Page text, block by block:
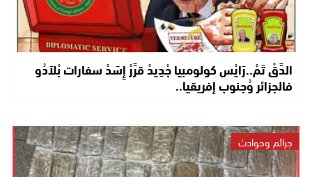
الدَّقْ تَمْ..رَايْس كولومبيا جْدِيدْ قرَّرْ إِسَدْ سفارات بْلاَدُو
فالجزائر وُجنوب إفريقيا..
جرائم وحوادث